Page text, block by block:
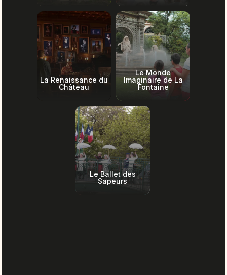
La Renaissance du
Château
Le Monde
Imaginaire de La
Fontaine
Le Ballet des
Sapeurs